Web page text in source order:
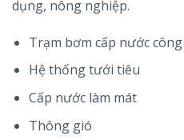
dụng, nông nghiệp.
Trạm bơm cấp nước
Hệ thống tưới tiêu
Cấp nước làm mát
Thông gió